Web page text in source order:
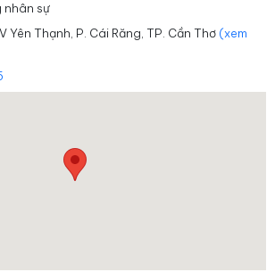
nhân sự
Yên Thạnh, P. Cái Răng, TP. Cần Thơ (xem